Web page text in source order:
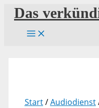
Zum
Inhalt
springen
Das
Start/Audiodienst